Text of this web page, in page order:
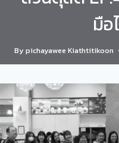
มือ
By pichayawee Kiathtitikoon